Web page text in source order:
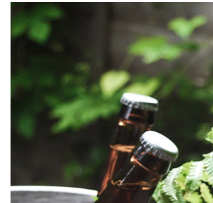
DARK SPOTS